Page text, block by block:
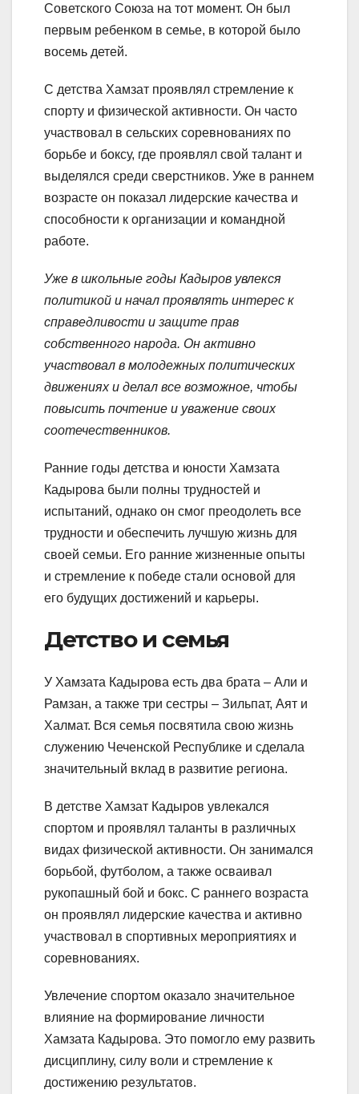
Советского Союза на тот момент. Он был
первым ребенком в семье, в которой было
восемь детей.
С детства Хамзат проявлял стремление к
спорту и физической активности. Он часто
участвовал в сельских соревнованиях по
борьбе и боксу, где проявлял свой талант и
выделялся среди сверстников. Уже в раннем
возрасте он показал лидерские качества и
способности к организации и командной
работе.
Уже в школьные годы Кадыров увлекся
политикой и начал проявлять интерес к
справедливости и защите прав
собственного народа. Он активно
участвовал в молодежных политических
движениях и делал все возможное, чтобы
повысить почтение и уважение своих
соотечественников.
Ранние годы детства и юности Хамзата
Кадырова были полны трудностей и
испытаний, однако он смог преодолеть все
трудности и обеспечить лучшую жизнь для
своей семьи. Его ранние жизненные опыты
и стремление к победе стали основой для
его будущих достижений и карьеры.
Детство и семья
У Хамзата Кадырова есть два брата – Али и
Рамзан, а также три сестры – Зильпат, Аят и
Халмат. Вся семья посвятила свою жизнь
служению Чеченской Республике и сделала
значительный вклад в развитие региона.
В детстве Хамзат Кадыров увлекался
спортом и проявлял таланты в различных
видах физической активности. Он занимался
борьбой, футболом, а также осваивал
рукопашный бой и бокс. С раннего возраста
он проявлял лидерские качества и активно
участвовал в спортивных мероприятиях и
соревнованиях.
Увлечение спортом оказало значительное
влияние на формирование личности
Хамзата Кадырова. Это помогло ему развить
дисциплину, силу воли и стремление к
достижению результатов.